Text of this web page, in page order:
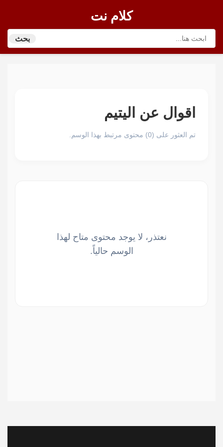
كلام نت
بحث
اقوال عن اليتيم
تم العثور على (0) محتوى مرتبط بهذا الوسم.
نعتذر، لا يوجد محتوى متاح لهذا
الوسم حالياً.